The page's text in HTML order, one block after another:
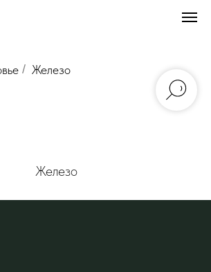
/ Железо
Железо